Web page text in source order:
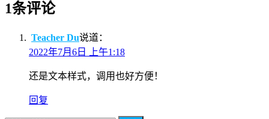
1条评论
Teacher Du说道：
2022年7月6日 上午1:18
还是文本样式，调用也好方便！
回复